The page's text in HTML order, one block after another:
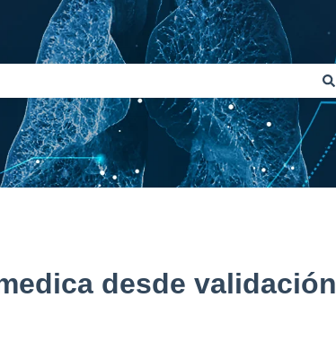
desde validación